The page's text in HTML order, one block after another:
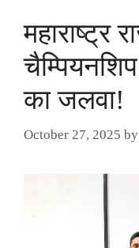
महाराष्ट्र
का जलवा!
October 27, 2025 by